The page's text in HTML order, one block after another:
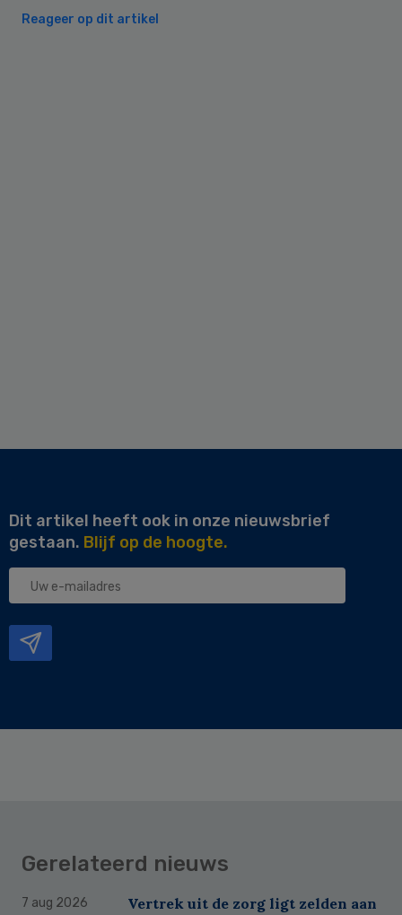
Reageer op dit artikel
Dit artikel heeft ook in onze nieuwsbrief
gestaan. Blijf op de hoogte.
Uw
Gerelateerd nieuws
7 aug 2026
Vertrek uit de zorg ligt zelden aan